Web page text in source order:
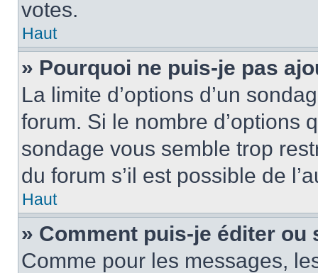
votes.
Haut
» Pourquoi ne puis-je pas
La limite d’options d’un
forum. Si le nombre d’options
sondage vous semble trop
du forum s’il est possible de
Haut
» Comment puis-je éditer ou
Comme pour les messages,